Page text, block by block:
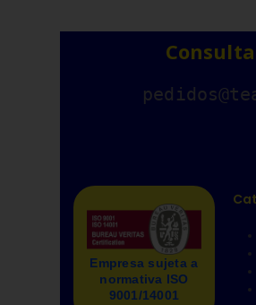
Empresa sujeta a
normativa ISO
9001/14001